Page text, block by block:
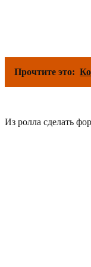
Прочтите это:
Из ролла сделать